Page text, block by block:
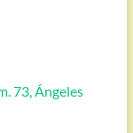
73, Ángeles